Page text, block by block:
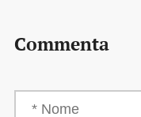
Commenta